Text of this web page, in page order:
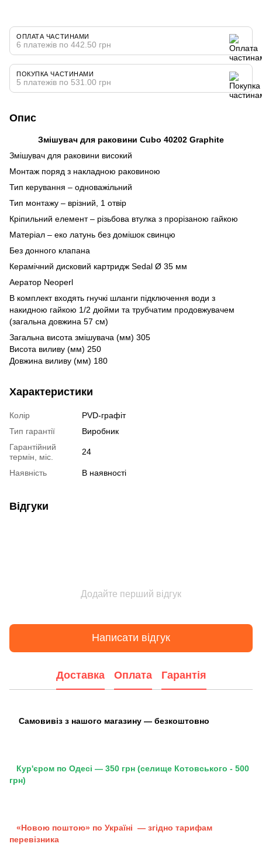
ОПЛАТА ЧАСТИНАМИ
6 платежів по 442.50 грн
ПОКУПКА ЧАСТИНАМИ
5 платежів по 531.00 грн
Опис
Змішувач для раковини Cubo 40202 Graphite
Змішувач для раковини високий
Монтаж поряд з накладною раковиною
Тип керування – одноважільний
Тип монтажу – врізний, 1 отвір
Кріпильний елемент – різьбова втулка з прорізаною гайкою
Матеріал – еко латунь без домішок свинцю
Без донного клапана
Керамічний дисковий картридж Sedal Ø 35 мм
Аератор Neoperl
В комплект входять гнучкі шланги підключення води з
накидною гайкою 1/2 дюйми та трубчатим продовжувачем
(загальна довжина 57 см)
Загальна висота змішувача (мм) 305
Висота виливу (мм) 250
Довжина виливу (мм) 180
Характеристики
Колір
PVD-графіт
Тип гарантії
Виробник
Гарантійний
термін, міс.
24
Наявність В наявності
Відгуки
Додайте перший відгук
Написати відгук
Доставка Оплата Гарантія
Самовивіз з нашого магазину — безкоштовно
Кур'єром по Одесі — 350 грн (селище Котовського - 500
грн)
«Новою поштою» по Україні — згідно тарифам
перевізника